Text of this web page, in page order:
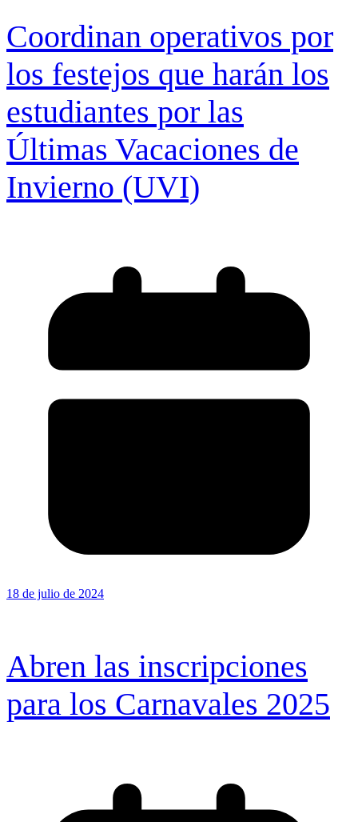
Coordinan operativos por
los festejos que harán los
estudiantes por las
Últimas Vacaciones de
Invierno (UVI)
18 de julio de 2024
Abren las inscripciones
para los Carnavales 2025